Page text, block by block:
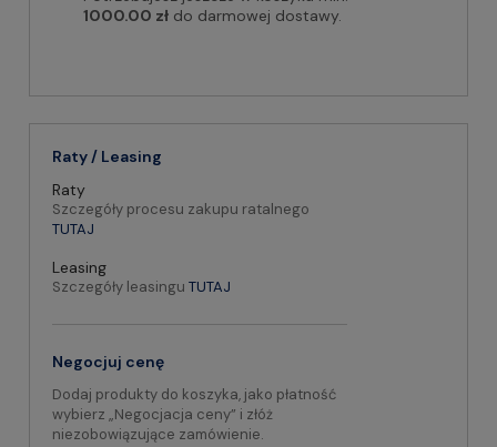
1000.00 zł do darmowej dostawy.
Raty / Leasing
Raty
Szczegóły procesu zakupu ratalnego
TUTAJ
Leasing
Szczegóły leasingu TUTAJ
Negocjuj cenę
Dodaj produkty do koszyka, jako płatność
wybierz „Negocjacja ceny” i złóż
niezobowiązujące zamówienie.